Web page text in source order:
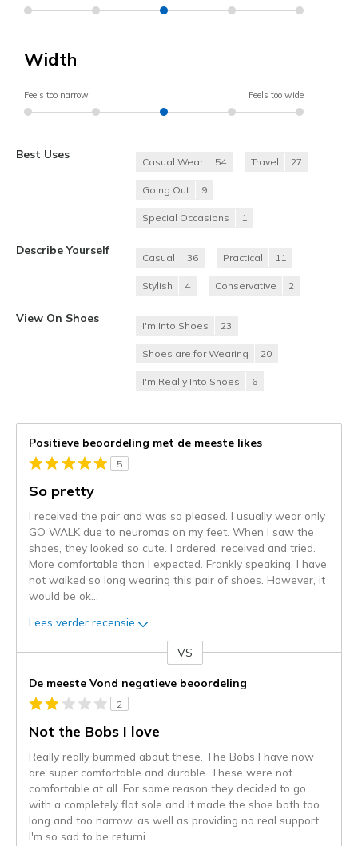
Width
Feels too narrow Feels too wide
Best Uses
Casual Wear 54 Travel 27
Going Out 9
Special Occasions 1
Describe Yourself
Casual 36 Practical 11
Stylish 4 Conservative 2
View On Shoes
I'm Into Shoes 23
Shoes are for Wearing 20
I'm Really Into Shoes 6
Positieve beoordeling met de meeste likes
5
So pretty
I received the pair and was so pleased. I usually wear only
GO WALK due to neuromas on my feet. When I saw the
shoes, they looked so cute. I ordered, received and tried.
More comfortable than I expected. Frankly speaking, I have
not walked so long wearing this pair of shoes. However, it
would be ok
Lees verder recensie
content
wordt
momenteel
gemigreerd
de
niejee
page_id.
kunt
VS
De meeste Vond negatieve beoordeling
2
Not the Bobs I love
Really really bummed about these. The Bobs I have now
are super comfortable and durable. These were not
comfortable at all. For some reason they decided to go
with a completely flat sole and it made the shoe both too
long and too narrow, as well as providing no real support.
I'm so sad to be returni